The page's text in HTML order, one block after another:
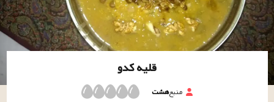
قلیه کدو
منبعهشت